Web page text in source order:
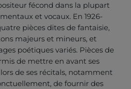
fécond dans la plupart
et vocaux. En 1926-
pièces dites de fantaisie,
majeurs et mineurs, et
poétiques variés. Pièces de
de mettre en avant ses
de ses récitals, notamment
de fournir des